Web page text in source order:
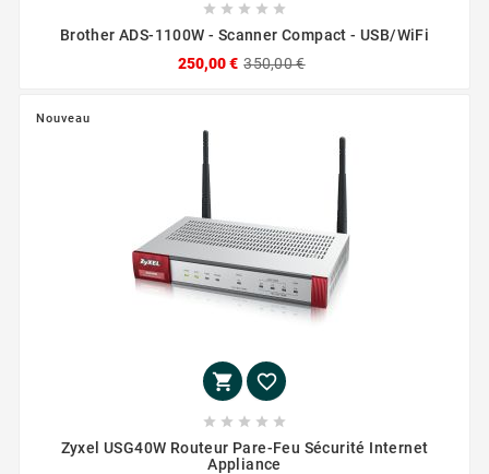
    
Brother ADS-1100W - Scanner Compact - USB/WiFi
250,00 € 350,00 €
Nouveau
 
    
Zyxel USG40W Routeur Pare-Feu Sécurité Internet
Appliance